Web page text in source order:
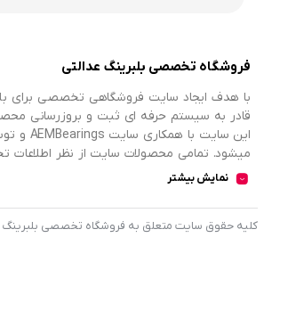
فروشگاه تخصصی بلبرینگ عدالتی
با هدف ایجاد سایت فروشگاهی تخصصی برای
قادر به سیستم حرفه ای ثبت و بروزرسانی
میشود. تمامی محصولات سایت از نظر اطلاعات
اطلاعات کامل محصولات را از فروشگاه انتخاب و
نمایش بیشتر
کليه حقوق سايت متعلق به فروشگاه تخصصی بلبرینگ